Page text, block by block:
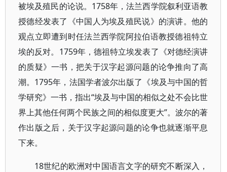
被埃及殖民的论说。1758年，法兰西学院叙利亚语教
授德经发表了《中国人为埃及殖民说》的演讲。他的
观点立即遭到时任法兰西学院阿拉伯语教授德祖特立
埃的反对。1759年，德祖特立埃发表了《对德经演讲
的质疑》一书，把关于汉字起源问题的论争推向了高
潮。1795年，法国学者波尔出版了《埃及与中国的哲
学研究》一书，指出“埃及与中国的相似之处不会比世
界上其他任何两个民族之间的相似度更大”。波尔的著
作出版之后，关于汉字起源问题的论争也就逐渐平息
下来。
18世纪的欧洲对中国语言文字的研究不断深入，